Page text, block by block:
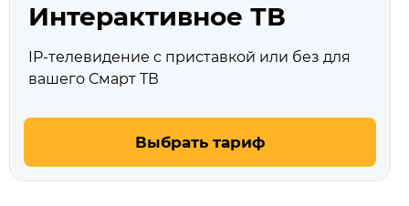
Интерактивное ТВ
IP-телевидение с приставкой или без для
вашего Смарт ТВ
Выбрать тариф